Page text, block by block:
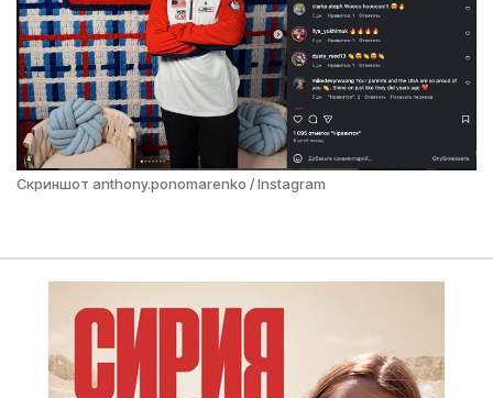
Скриншот anthony.ponomarenko / Instagram